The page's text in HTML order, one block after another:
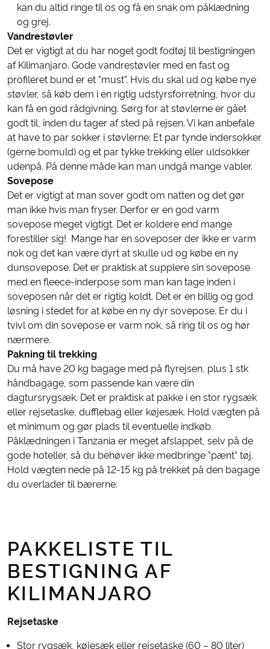
kan du altid ringe til os og få en snak om påklædning
og grej.
Vandrestøvler
Det er vigtigt at du har noget godt fodtøj til bestigningen
af Kilimanjaro. Gode vandrestøvler med en fast og
profileret bund er et ”must”. Hvis du skal ud og købe nye
støvler, så køb dem i en rigtig udstyrsforretning, hvor du
kan få en god rådgivning. Sørg for at støvlerne er gået
godt til, inden du tager af sted på rejsen. Vi kan anbefale
at have to par sokker i støvlerne: Et par tynde indersokker
(gerne bomuld) og et par tykke trekking eller uldsokker
udenpå. På denne måde kan man undgå mange vabler.
Sovepose
Det er vigtigt at man sover godt om natten og det gør
man ikke hvis man fryser. Derfor er en god varm
sovepose meget vigtigt. Det er koldere end mange
forestiller sig! Mange har en soveposer der ikke er varm
nok og det kan være dyrt at skulle ud og købe en ny
dunsovepose. Det er praktisk at supplere sin sovepose
med en fleece-inderpose som man kan tage inden i
soveposen når det er rigtig koldt. Det er en billig og god
løsning i stedet for at købe en ny dyr sovepose. Er du i
tvivl om din sovepose er varm nok, så ring til os og hør
nærmere.
Pakning til trekking
Du må have 20 kg bagage med på flyrejsen, plus 1 stk
håndbagage, som passende kan være din
dagtursrygsæk. Det er praktisk at pakke i en stor rygsæk
eller rejsetaske, dufflebag eller køjesæk. Hold vægten på
et minimum og gør plads til eventuelle indkøb.
Påklædningen i Tanzania er meget afslappet, selv på de
gode hoteller, så du behøver ikke medbringe ”pænt” tøj.
Hold vægten nede på 12-15 kg på trekket på den bagage
du overlader til bærerne.
PAKKELISTE TIL
BESTIGNING AF
KILIMANJARO
Rejsetaske
Stor rygsæk, køjesæk eller rejsetaske (60 – 80 liter)